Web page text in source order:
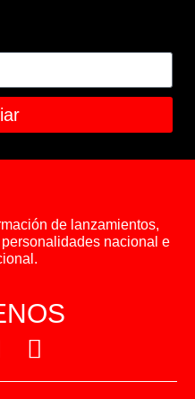
de lanzamientos,
nacional e